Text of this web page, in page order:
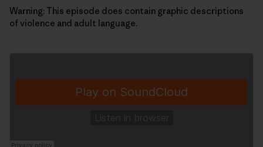
Warning: This episode does contain graphic descriptions
of violence and adult language.